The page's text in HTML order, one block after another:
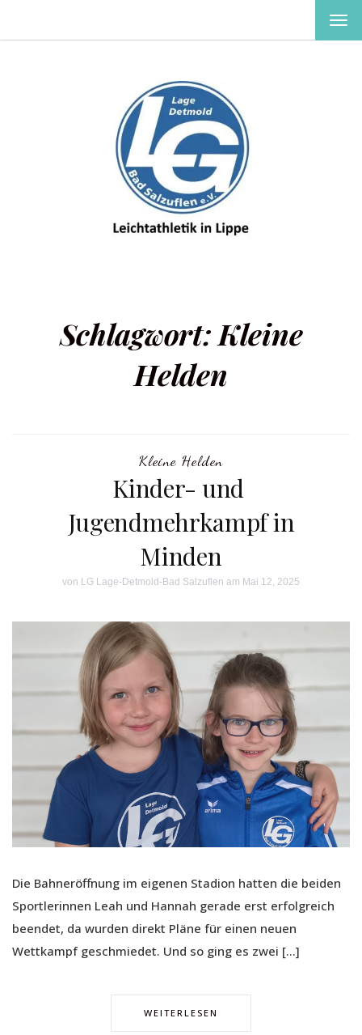
Schlagwort: Kleine
Helden
Kleine Helden
Kinder- und
Jugendmehrkampf in
Minden
von LG Lage-Detmold-Bad Salzuflen am Mai 12, 2025
Die Bahneröffnung im eigenen Stadion hatten die beiden
Sportlerinnen Leah und Hannah gerade erst erfolgreich
beendet, da wurden direkt Pläne für einen neuen
Wettkampf geschmiedet. Und so ging es zwei […]
WEITERLESEN